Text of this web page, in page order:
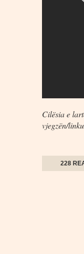
Cilësia e
vjegzën/
228